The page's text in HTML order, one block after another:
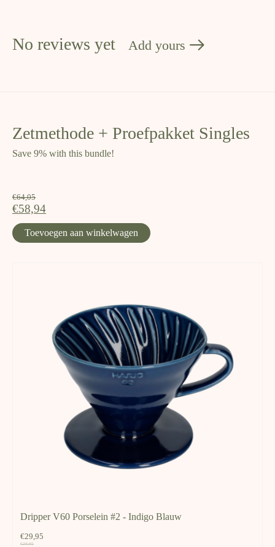
No reviews yet Add yours
Zetmethode + Proefpakket Singles
Save 9% with this bundle!
€64,05
€58,94
Toevoegen aan winkelwagen
Dripper V60 Porselein #2 - Indigo Blauw
€29,95
€29,95